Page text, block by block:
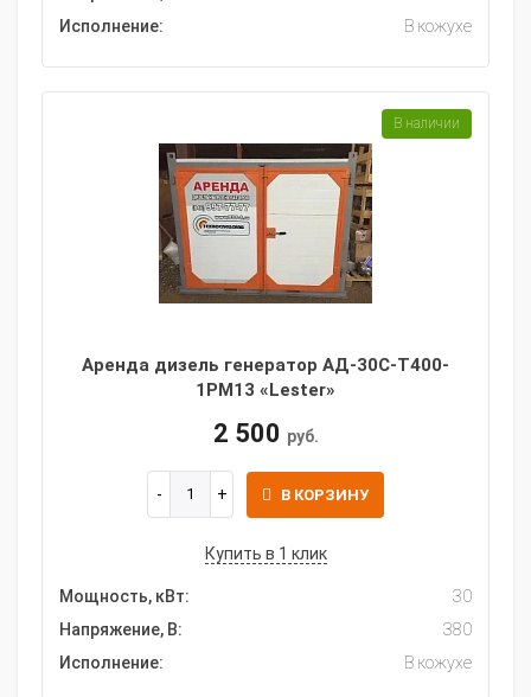
Исполнение:
В кожухе
Аренда дизель генератор АД-30С-Т400-
1РМ13 «Lester»
2 500 руб.
В КОРЗИНУ
Купить в 1 клик
Мощность, кВт:
30
Напряжение, В:
380
Исполнение:
В кожухе
В наличии